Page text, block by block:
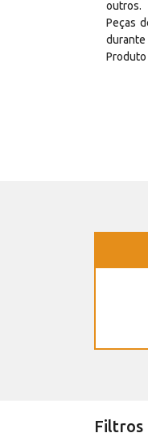
outros.
Peças
durante
Filtros